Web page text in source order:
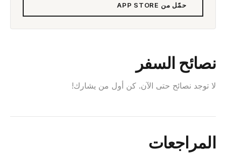
حمّل من APP STORE
نصائح السفر
لا توجد نصائح حتى الآن. كن أول من يشارك!
المراجعات